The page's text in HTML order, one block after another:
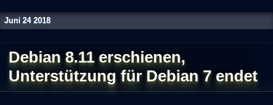
Juni 24 2018
Debian 8.11 erschienen,
Unterstützung für Debian 7 endet